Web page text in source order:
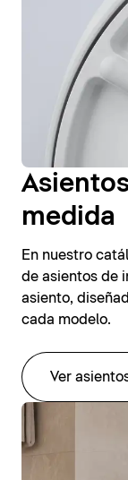
medida
En nuestro
de asientos de
asiento,
cada modelo.
Ver